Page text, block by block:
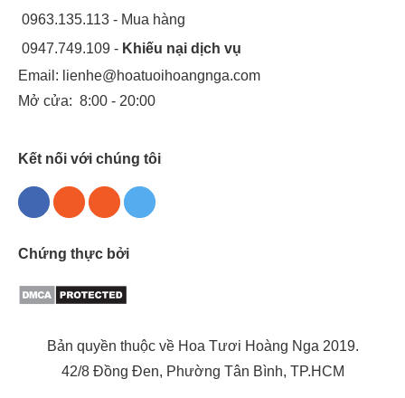
0963.135.113 - Mua hàng
0947.749.109 - Khiếu nại dịch vụ
Email: lienhe@hoatuoihoangnga.com
Mở cửa: 8:00 - 20:00
Kết nối với chúng tôi
Chứng thực bởi
Bản quyền thuộc về Hoa Tươi Hoàng Nga 2019.
42/8 Đồng Đen, Phường Tân Bình, TP.HCM